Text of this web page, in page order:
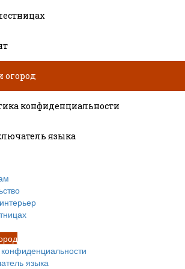
огород
конфиденциальности
языка
языка